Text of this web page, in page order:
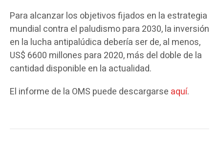
Para alcanzar los objetivos fijados en la estrategia
mundial contra el paludismo para 2030, la inversión
en la lucha antipalúdica debería ser de, al menos,
US$ 6600 millones para 2020, más del doble de la
cantidad disponible en la actualidad.
El informe de la OMS puede descargarse aquí.